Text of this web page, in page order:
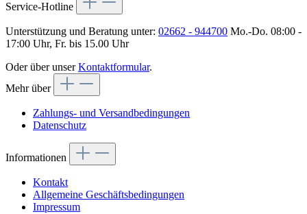
Service-Hotline
Unterstützung und Beratung unter: 02662 - 944700 Mo.-Do. 08:00 -
17:00 Uhr, Fr. bis 15.00 Uhr
Oder über unserKontaktformular.
Mehr über
Zahlungs- und Versandbedingungen
Datenschutz
Informationen
Kontakt
Allgemeine Geschäftsbedingungen
Impressum